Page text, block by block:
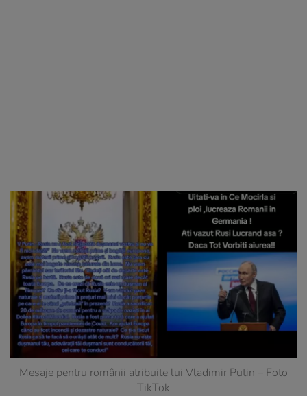
Mesaje pentru românii atribuite lui Vladimir Putin – Foto
TikTok